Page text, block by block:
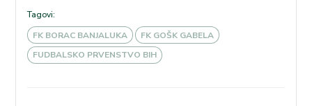
Tagovi:
FK BORAC BANJALUKA
FK GOŠK GABELA
FUDBALSKO PRVENSTVO BIH